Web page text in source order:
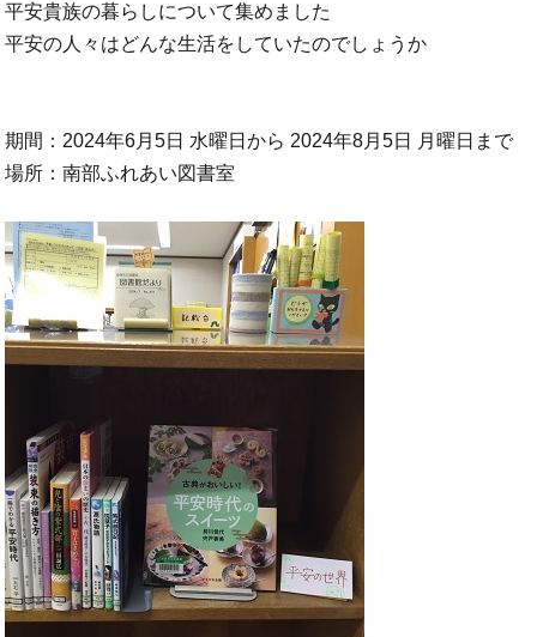
平安貴族の暮らしについて集めました
平安の人々はどんな生活をしていたのでしょうか
期間：2024年6月5日 水曜日から 2024年8月5日 月曜日まで
場所：南部ふれあい図書室